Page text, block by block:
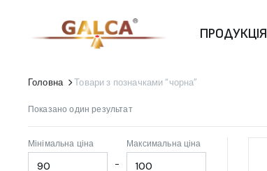
ПРОДУКЦІЯ
Головна Товари з позначками “чорна”
Показано один результат
Мінімальна ціна
-
Максимальна ціна